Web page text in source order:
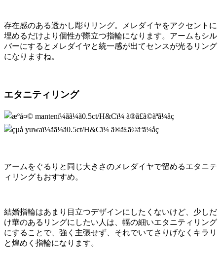
存在感のある透かし彫りリング。メレダイヤをアクセントに
埋めるだけより個性が際立つ指輪になります。アームもシル
バーにするとメレダイヤと統一感が出てセンスが光るリング
になりますね。
エタニティリング
アームをぐるりと同じ大きさのメレダイヤで留めるエタニテ
ィリングもおすすめ。
結婚指輪はあまり目立つデザインにしたくないけど、少しだ
け華のあるリングにしたい人は、幅の細いエタニティリング
にすることで、強く主張せず、それでいてさりげなくキラリ
と煌めく指輪になります。